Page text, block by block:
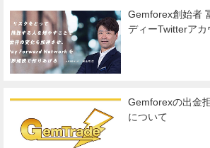
Gemforex創始者
ディーTwitterアカ
Gemforexの出金
について